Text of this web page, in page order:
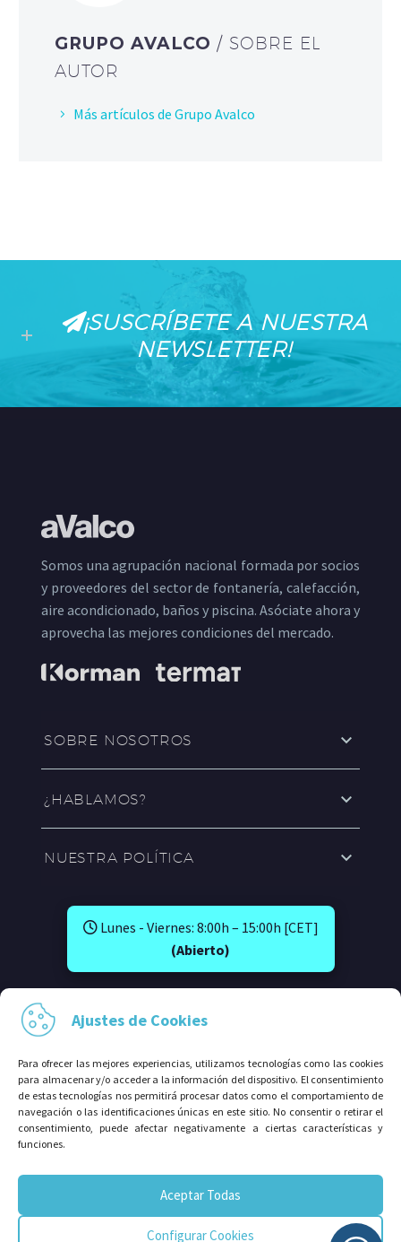
Ajustes de Cookies
Para ofrecer las mejores experiencias, utilizamos tecnologías como las cookies
para almacenar y/o acceder a la información del dispositivo. El consentimiento
de estas tecnologías nos permitirá procesar datos como el comportamiento de
navegación o las identificaciones únicas en este sitio. No consentir o retirar el
consentimiento, puede afectar negativamente a ciertas características y
funciones.
Aceptar Todas
Configurar Cookies
GRUPO AVALCO / SOBRE EL
AUTOR
Más artículos de Grupo Avalco
¡SUSCRÍBETE A NUESTRA
NEWSLETTER!
Somos una agrupación nacional formada por socios
y proveedores del sector de fontanería, calefacción,
aire acondicionado, baños y piscina. Asóciate ahora y
aprovecha las mejores condiciones del mercado.
SOBRE NOSOTROS
¿HABLAMOS?
NUESTRA POLÍTICA
Lunes - Viernes: 8:00h – 15:00h [CET]
(Abierto)
© 2026⠀Grupo Avalco®. Todos los derechos
reservados.